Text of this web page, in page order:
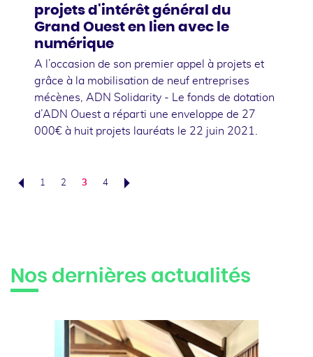
projets d'intérêt général du
Grand Ouest en lien avec le
numérique
A l’occasion de son premier appel à projets et
grâce à la mobilisation de neuf entreprises
mécènes, ADN Solidarity - Le fonds de dotation
d’ADN Ouest a réparti une enveloppe de 27
000€ à huit projets lauréats le 22 juin 2021.
Précédent
1 2 3 4
Nos dernières actualités